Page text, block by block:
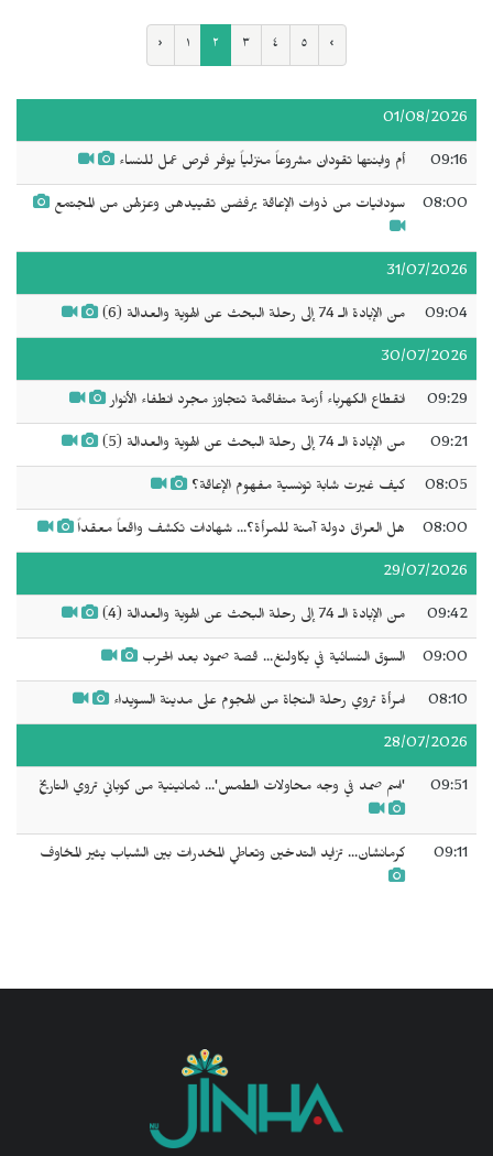
‹ ١ ٢ ٣ ٤ ٥ ›
01/08/2026
09:16 أم وابنتها تقودان مشروعاً منزلياً يوفر فرص عمل للنساء
08:00 سودانيات من ذوات الإعاقة يرفضن تقييدهن وعزلهن من المجتمع
31/07/2026
09:04 من الإبادة الـ 74 إلى رحلة البحث عن الهوية والعدالة (6)
30/07/2026
09:29 انقطاع الكهرباء أزمة متفاقمة تتجاوز مجرد انطفاء الأنوار
09:21 من الإبادة الـ 74 إلى رحلة البحث عن الهوية والعدالة (5)
08:05 كيف غيرت شابة تونسية مفهوم الإعاقة؟
08:00 هل العراق دولة آمنة للمرأة؟... شهادات تكشف واقعاً معقداً
29/07/2026
09:42 من الإبادة الـ 74 إلى رحلة البحث عن الهوية والعدالة (4)
09:00 السوق النسائية في يكاولنغ... قصة صمود بعد الحرب
08:10 امرأة تروي رحلة النجاة من الهجوم على مدينة السويداء
28/07/2026
09:51 'اسم صمد في وجه محاولات الطمس'... ثمانينية من كوباني تروي التاريخ
09:11 كرمانشان... تزايد التدخين وتعاطي المخدرات بين الشباب يثير المخاوف